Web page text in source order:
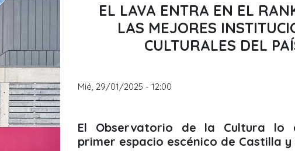
EL LAVA ENTRA EN EL
LAS MEJORES
CULTURALES DEL
Mié, 29/01/2025 - 12:00
El Observatorio de la Cultura lo
primer espacio escénico de Castilla y